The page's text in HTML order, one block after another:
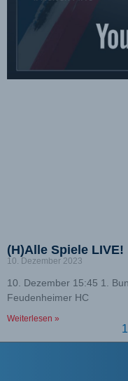
(H)Alle Spiele LIVE!
10. Dezember 2023
10. Dezember 15:45 1.
Feudenheimer HC
Weiterlesen »
1